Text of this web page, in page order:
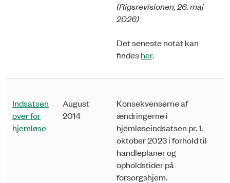
(Rigsrevisionen, 26. maj
2026)
Det seneste notat kan
findesher.
Indsatsen
over for
hjemløse
August
2014
Konsekvenserne af
ændringerne i
hjemløseindsatsen pr. 1.
oktober 2023 i forhold til
handleplaner og
opholdstider på
forsorgshjem.